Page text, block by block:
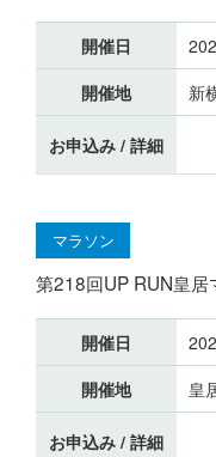
開催日
開催地
新
お申込み / 詳細
マラソン
第218回UP RUN皇居
開催日
開催地
皇
お申込み / 詳細